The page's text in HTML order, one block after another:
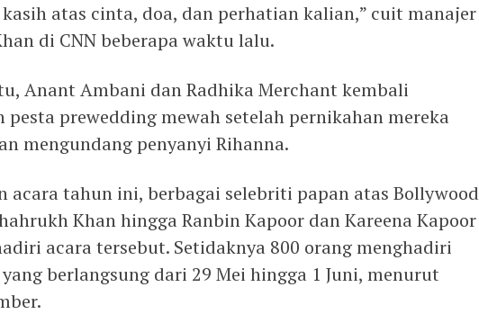
kasih atas cinta, doa, dan perhatian kalian,” cuit manajer
di CNN beberapa waktu lalu.
Anant Ambani dan Radhika Merchant kembali
pesta prewedding mewah setelah pernikahan mereka
mengundang penyanyi Rihanna.
acara tahun ini, berbagai selebriti papan atas Bollywood
Khan hingga Ranbin Kapoor dan Kareena Kapoor
acara tersebut. Setidaknya 800 orang menghadiri
berlangsung dari 29 Mei hingga 1 Juni, menurut